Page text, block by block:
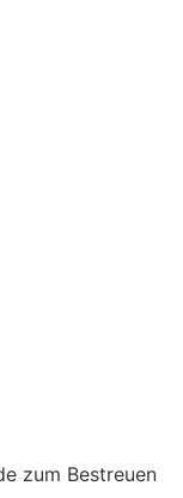
zum Bestreuen